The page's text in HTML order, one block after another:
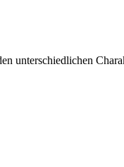
unterschiedlichen